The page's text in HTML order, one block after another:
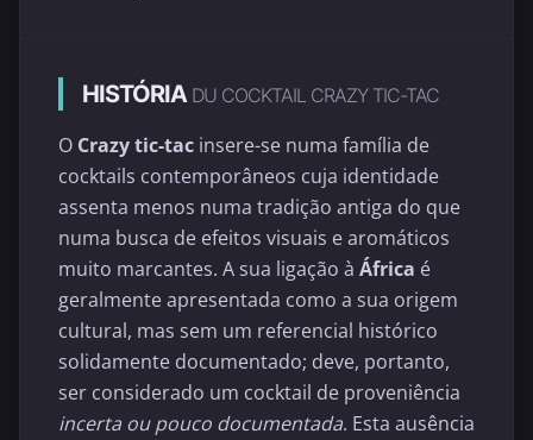
HISTÓRIA DU COCKTAIL CRAZY TIC-TAC
O Crazy tic-tac insere-se numa família de
cocktails contemporâneos cuja identidade
assenta menos numa tradição antiga do que
numa busca de efeitos visuais e aromáticos
muito marcantes. A sua ligação à África é
geralmente apresentada como a sua origem
cultural, mas sem um referencial histórico
solidamente documentado; deve, portanto,
ser considerado um cocktail de proveniência
incerta ou pouco documentada. Esta ausência